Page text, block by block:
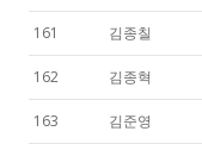
161 김종칠
162 김종혁
163 김준영